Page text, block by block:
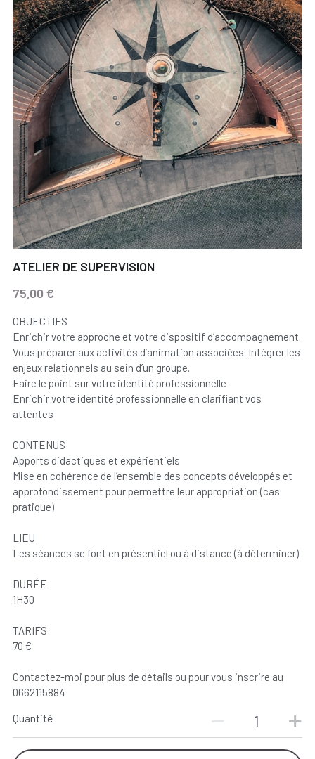
ATELIER DE SUPERVISION
75,00 €
OBJECTIFS
Enrichir votre approche et votre dispositif d’accompagnement.
Vous préparer aux activités d’animation associées. Intégrer les
enjeux relationnels au sein d’un groupe.
Faire le point sur votre identité professionnelle
Enrichir votre identité professionnelle en clarifiant vos
attentes
CONTENUS
Apports didactiques et expérientiels
Mise en cohérence de l’ensemble des concepts développés et
approfondissement pour permettre leur appropriation (cas
pratique)
LIEU
Les séances se font en présentiel ou à distance (à déterminer)
DURÉE
1H30
TARIFS
70 €
Contactez-moi pour plus de détails ou pour vous inscrire au
0662115884
Quantité